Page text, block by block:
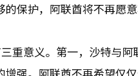
保护，阿联酋将不再愿
重意义。第一，沙特与